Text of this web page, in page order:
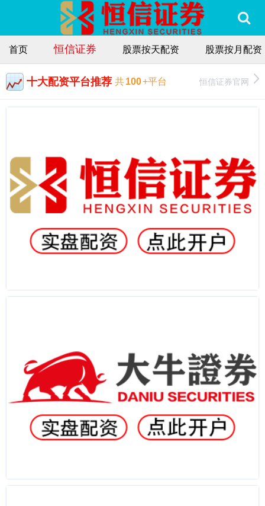
首页 恒信证券 股票按天配资 股票按月配资
十大配资平台推荐 共100+平台 恒信证券官网